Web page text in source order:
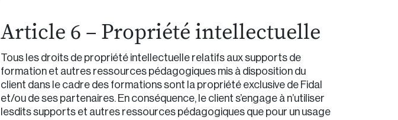
Article 6 – Propriété intellectuelle
Tous les droits de propriété intellectuelle relatifs aux supports de
formation et autres ressources pédagogiques mis à disposition du
client dans le cadre des formations sont la propriété exclusive de Fidal
et/ou de ses partenaires. En conséquence, le client s’engage à n’utiliser
lesdits supports et autres ressources pédagogiques que pour un usage